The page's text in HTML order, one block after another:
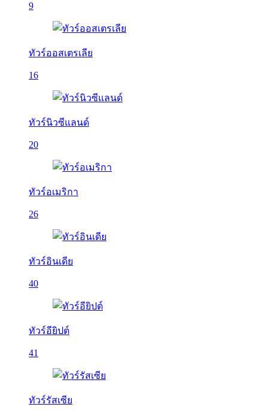
9
ทัวร์ออสเตรเลีย
16
ทัวร์นิวซีแลนด์
20
ทัวร์อเมริกา
26
ทัวร์อินเดีย
40
ทัวร์อียิปต์
41
ทัวร์รัสเซีย